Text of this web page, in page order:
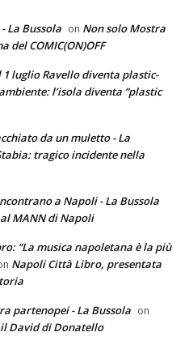
La Bussola on Non solo Mostra
del COMIC(ON)OFF
luglio Ravello diventa plastic-
l’isola diventa “plastic
da un muletto - La
tragico incidente nella
a Napoli - La Bussola
MANN di Napoli
“La musica napoletana è la più
Napoli Città Libro, presentata
partenopei - La Bussola on
David di Donatello